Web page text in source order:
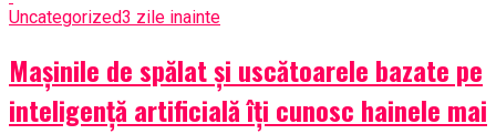
Uncategorized3 zile inainte
Mașinile de spălat și uscătoarele bazate pe
inteligență artificială îți cunosc hainele mai